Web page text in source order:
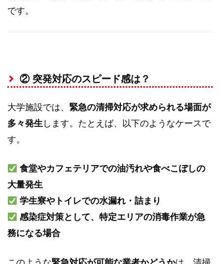
です。
② 突発対応のスピード感は？
大学施設では、 緊急の清掃対応が求められる場面が
多々発生 します。たとえば、以下のようなケースで
す。
食堂やカフェテリアでの油汚れや食べこぼしの
大量発生
学生寮やトイレでの水漏れ・詰まり
感染症対策として、特定エリアの消毒作業が急
務になる場合